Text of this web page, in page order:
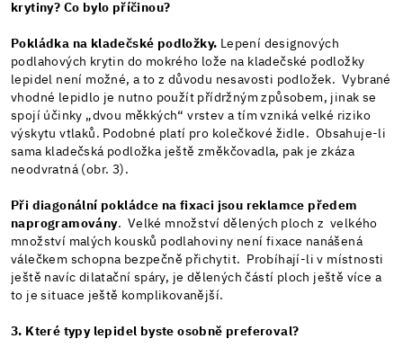
krytiny? Co bylo příčinou?
Pokládka na kladečské podložky. Lepení designových
podlahových krytin do mokrého lože na kladečské podložky
lepidel není možné, a to z důvodu nesavosti podložek. Vybrané
vhodné lepidlo je nutno použít přídržným způsobem, jinak se
spojí účinky „dvou měkkých“ vrstev a tím vzniká velké riziko
výskytu vtlaků. Podobné platí pro kolečkové židle. Obsahuje-li
sama kladečská podložka ještě změkčovadla, pak je zkáza
neodvratná (obr. 3).
Při diagonální pokládce na fixaci jsou reklamce předem
naprogramovány. Velké množství dělených ploch z velkého
množství malých kousků podlahoviny není fixace nanášená
válečkem schopna bezpečně přichytit. Probíhají-li v místnosti
ještě navíc dilatační spáry, je dělených částí ploch ještě více a
to je situace ještě komplikovanější.
3. Které typy lepidel byste osobně preferoval?